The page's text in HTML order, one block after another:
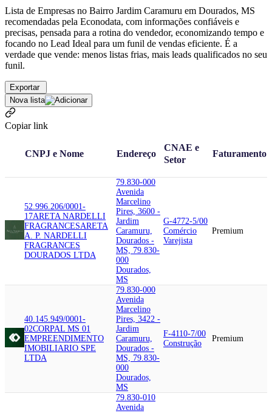
Lista de Empresas no Bairro Jardim Caramuru em Dourados, MS
recomendadas pela Econodata, com informações confiáveis e
precisas, pensada para a rotina do vendedor, economizando tempo e
focando no Lead Ideal para um funil de vendas eficiente. É a
verdade que vende: menos listas frias, mais leads qualificados no seu
funil.
Exportar
Nova lista
Copiar link
CNPJ e Nome Endereço
CNAE e
Setor
Faturamento
52.996.206/0001-
17ARETA NARDELLI
FRAGRANCESARETA
A. P. NARDELLI
FRAGRANCES
DOURADOS LTDA
79.830-000
Avenida
Marcelino
Pires, 3600 -
Jardim
Caramuru,
Dourados -
MS, 79.830-
000
Dourados,
MS
G-4772-5/00
Comércio
Varejista
Premium
40.145.949/0001-
02CORPAL MS 01
EMPREENDIMENTO
IMOBILIARIO SPE
LTDA
79.830-000
Avenida
Marcelino
Pires, 3422 -
Jardim
Caramuru,
Dourados -
MS, 79.830-
000
Dourados,
MS
F-4110-7/00
Construção
Premium
79.830-010
Avenida